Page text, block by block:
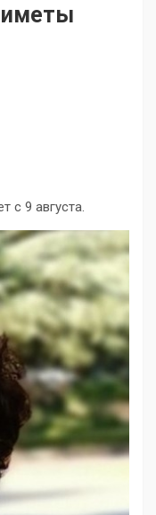
с 9 августа.